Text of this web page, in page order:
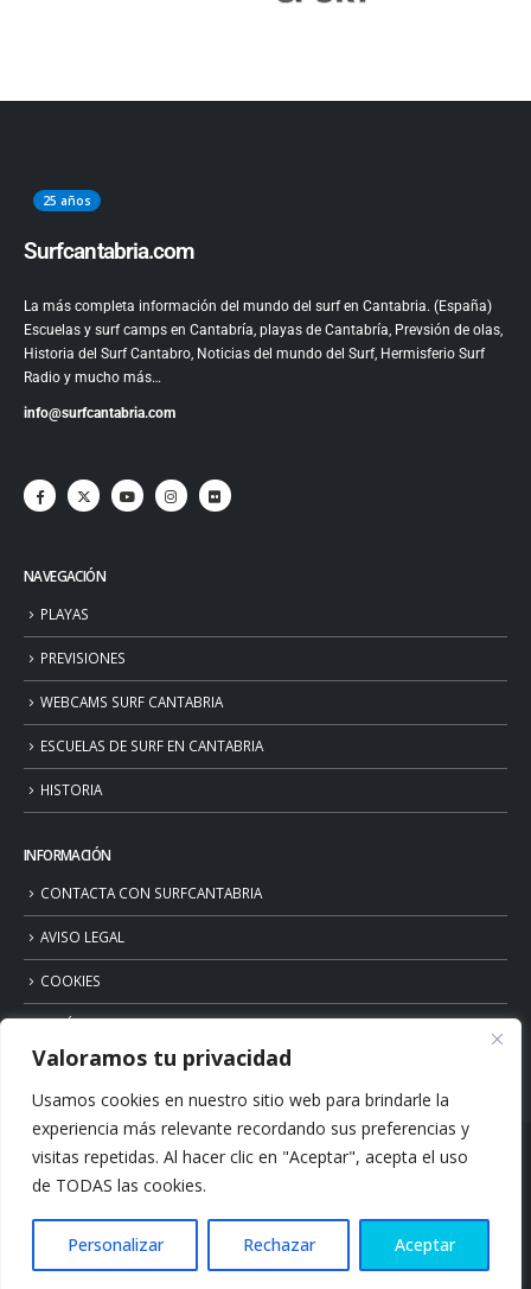
Valoramos tu privacidad
Usamos cookies en nuestro sitio web para brindarle la
experiencia más relevante recordando sus preferencias y
visitas repetidas. Al hacer clic en "Aceptar", acepta el uso
de TODAS las cookies.
Personalizar Rechazar Aceptar
25 años
Surfcantabria.com
La más completa información del mundo del surf en Cantabria. (España)
Escuelas y surf camps en Cantabría, playas de Cantabría, Prevsión de olas,
Historia del Surf Cantabro, Noticias del mundo del Surf, Hermisferio Surf
Radio y mucho más…
info@surfcantabria.com
NAVEGACIÓN
PLAYAS
PREVISIONES
WEBCAMS SURF CANTABRIA
ESCUELAS DE SURF EN CANTABRIA
HISTORIA
INFORMACIÓN
CONTACTA CON SURFCANTABRIA
AVISO LEGAL
COOKIES
POLÍTICA DE PRIVACIDAD
© Copyright 2026. Surfcantabria.com. All Rights Reserved.